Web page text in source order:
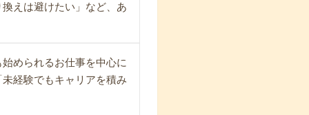
えは避けたい」など、あ
められるお仕事を中心に
経験でもキャリアを積み